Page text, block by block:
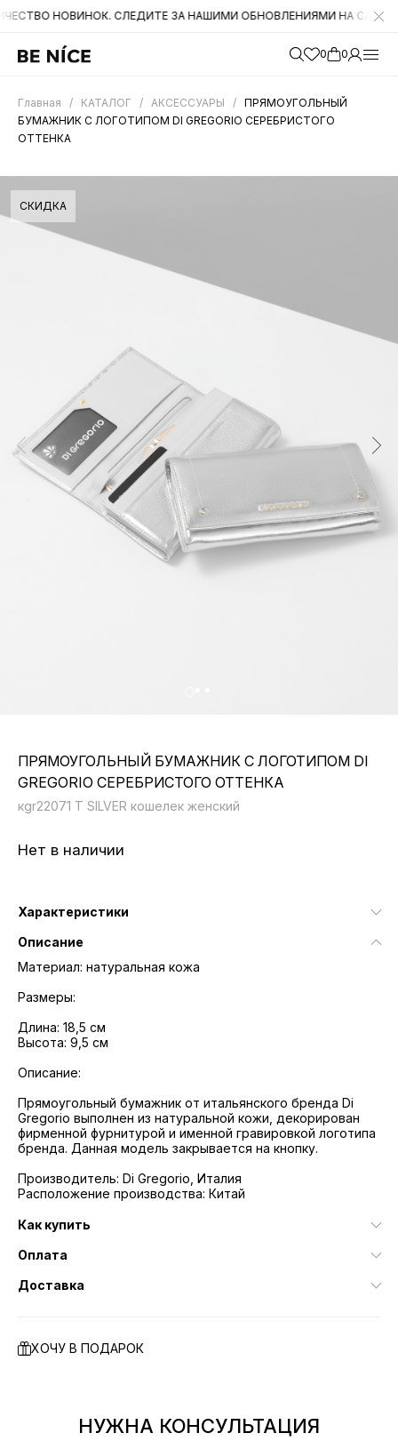
СЛЕДИТЕ ЗА НАШИМИ ОБНОВЛЕНИЯМИ НА САЙТЕ. А
0 0
Главная / КАТАЛОГ / АКСЕССУАРЫ / ПРЯМОУГОЛЬНЫЙ
БУМАЖНИК С ЛОГОТИПОМ DI GREGORIO СЕРЕБРИСТОГО
ОТТЕНКА
СКИДКА
ПРЯМОУГОЛЬНЫЙ БУМАЖНИК С ЛОГОТИПОМ DI
GREGORIO СЕРЕБРИСТОГО ОТТЕНКА
кgr22071 T SILVER кошелек женский
Нет в наличии
Характеристики
Описание
Материал: натуральная кожа
Размеры:
Длина: 18,5 см
Высота: 9,5 см
Описание:
Прямоугольный бумажник от итальянского бренда Di
Gregorio выполнен из натуральной кожи, декорирован
фирменной фурнитурой и именной гравировкой логотипа
бренда. Данная модель закрывается на кнопку.
Производитель: Di Gregorio, Италия
Расположение производства: Китай
Как купить
Оплата
Доставка
ХОЧУ В ПОДАРОК
НУЖНА КОНСУЛЬТАЦИЯ